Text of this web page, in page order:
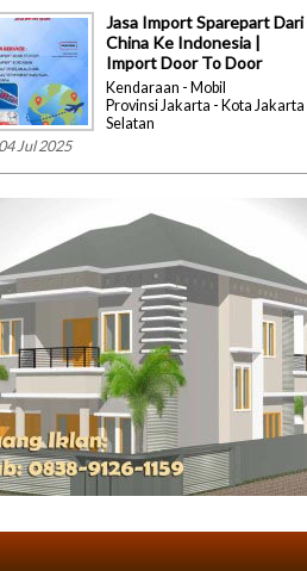
Jul 2025
Jasa Import Sparepart Dari
China Ke Indonesia |
Import Door To Door
Kendaraan - Mobil
Provinsi Jakarta - Kota Jakarta
Selatan